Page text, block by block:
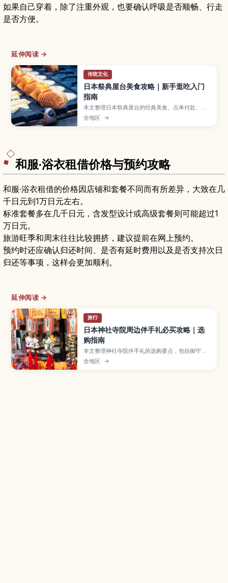
如果自己穿着，除了注重外观，也要确认呼吸是否顺畅、行走
是否方便。
延伸阅读 →
传统文化
日本祭典屋台美食攻略｜新手逛吃入门
指南
本文整理日本祭典屋台的经典美食、点单付款、边
走边吃礼仪与垃圾处理要点，方便新手轻松逛吃。
全地区 →
和服·浴衣租借价格与预约攻略
和服·浴衣租借的价格因店铺和套餐不同而有所差异，大致在几
千日元到1万日元左右。
标准套餐多在几千日元，含发型设计或高级套餐则可能超过1
万日元。
旅游旺季和周末往往比较拥挤，建议提前在网上预约。
预约时还应确认归还时间、是否有延时费用以及是否支持次日
归还等事项，这样会更加顺利。
延伸阅读 →
旅行
日本神社寺院周边伴手礼必买攻略｜选
购指南
本文整理神社寺院伴手礼的选购要点，包括御守、
达摩等常见品项，以及店铺礼节与打包注意事项。
全地区 →